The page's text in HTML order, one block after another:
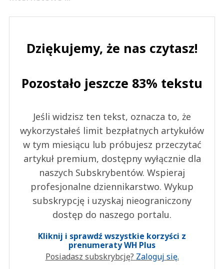
Dziękujemy, że nas czytasz!
Pozostało jeszcze 83% tekstu
Jeśli widzisz ten tekst, oznacza to, że
wykorzystałeś limit bezpłatnych artykułów
w tym miesiącu lub próbujesz przeczytać
artykuł premium, dostępny wyłącznie dla
naszych Subskrybentów. Wspieraj
profesjonalne dziennikarstwo. Wykup
subskrypcję i uzyskaj nieograniczony
dostęp do naszego portalu.
Kliknij i sprawdź wszystkie korzyści z
prenumeraty WH Plus
Posiadasz subskrybcję? Zaloguj się.